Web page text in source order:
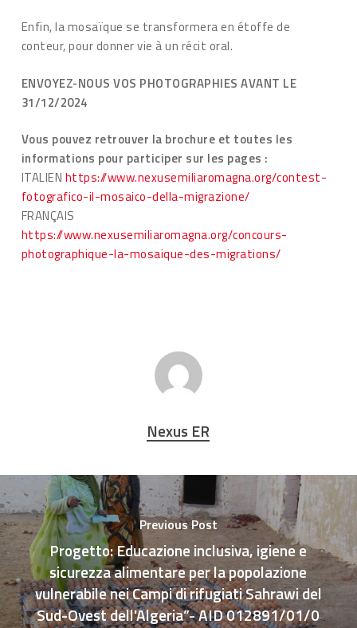
Enfin, la mosaïque se transformera en étoffe de
conteur, pour donner vie à un récit oral.
ENVOYEZ-NOUS VOS PHOTOGRAPHIES AVANT LE
31/12/2024
Vous pouvez retrouver la brochure et toutes les
informations pour participer sur les pages :
ITALIEN https://www.nexusemiliaromagna.org/contest-
fotografico-il-mosaico-della-migrazione/
FRANÇAIS
https://www.nexusemiliaromagna.org/concours-
photographique-la-mosaique-des-migrations/
Nexus ER
Previous Post
Progetto: Educazione inclusiva, igiene e
sicurezza alimentare per la popolazione
vulnerabile nei Campi di rifugiati Sahrawi del
Sud-Ovest dell'Algeria”- AID 012891/01/0